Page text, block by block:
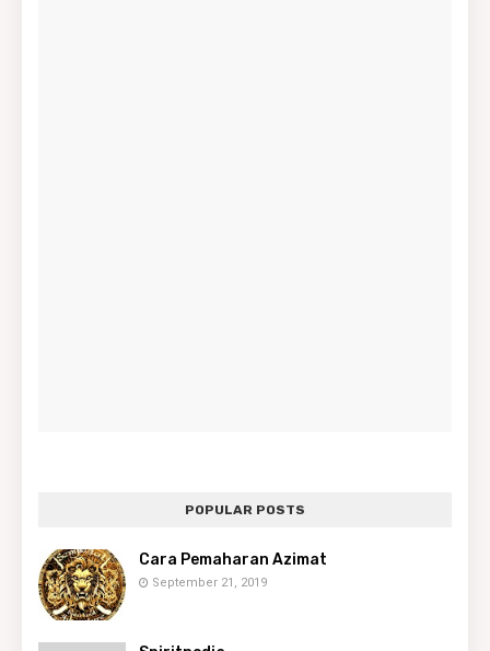
POPULAR POSTS
Cara Pemaharan Azimat
September 21, 2019